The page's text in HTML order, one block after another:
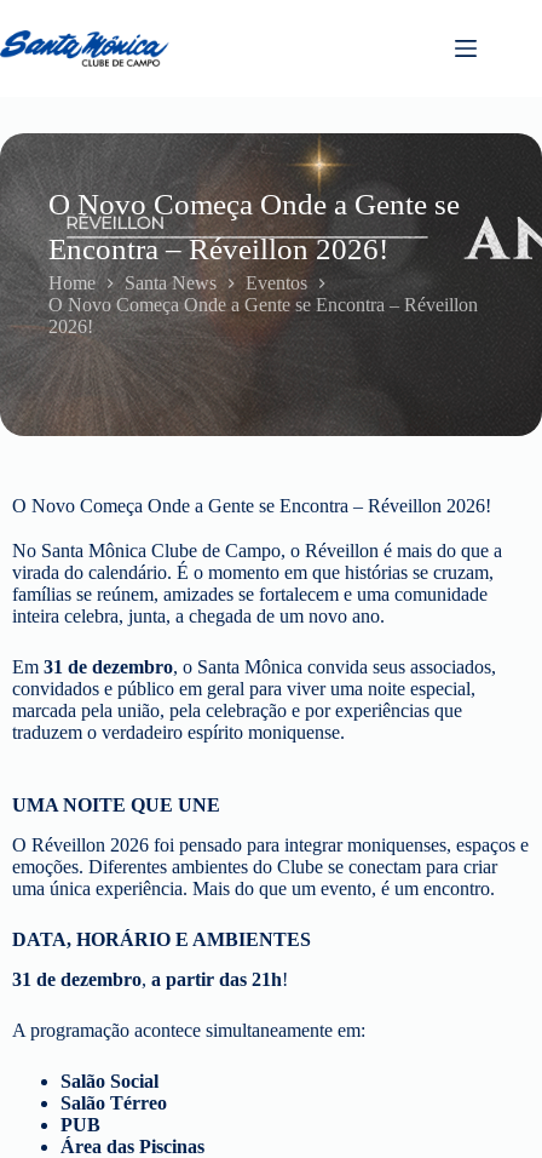
O Novo Começa Onde a Gente se
Encontra – Réveillon 2026!
Home Santa News
Eventos
O Novo Começa Onde a Gente se Encontra – Réveillon
2026!
O Novo Começa Onde a Gente se Encontra – Réveillon 2026!
No Santa Mônica Clube de Campo, o Réveillon é mais do que a
virada do calendário. É o momento em que histórias se cruzam,
famílias se reúnem, amizades se fortalecem e uma comunidade
inteira celebra, junta, a chegada de um novo ano.
Em 31 de dezembro, o Santa Mônica convida seus associados,
convidados e público em geral para viver uma noite especial,
marcada pela união, pela celebração e por experiências que
traduzem o verdadeiro espírito moniquense.
UMA NOITE QUE UNE
O Réveillon 2026 foi pensado para integrar moniquenses, espaços e
emoções. Diferentes ambientes do Clube se conectam para criar
uma única experiência. Mais do que um evento, é um encontro.
DATA, HORÁRIO E AMBIENTES
31 de dezembro, a partir das 21h!
A programação acontece simultaneamente em:
Salão Social
Salão Térreo
PUB
Área das Piscinas